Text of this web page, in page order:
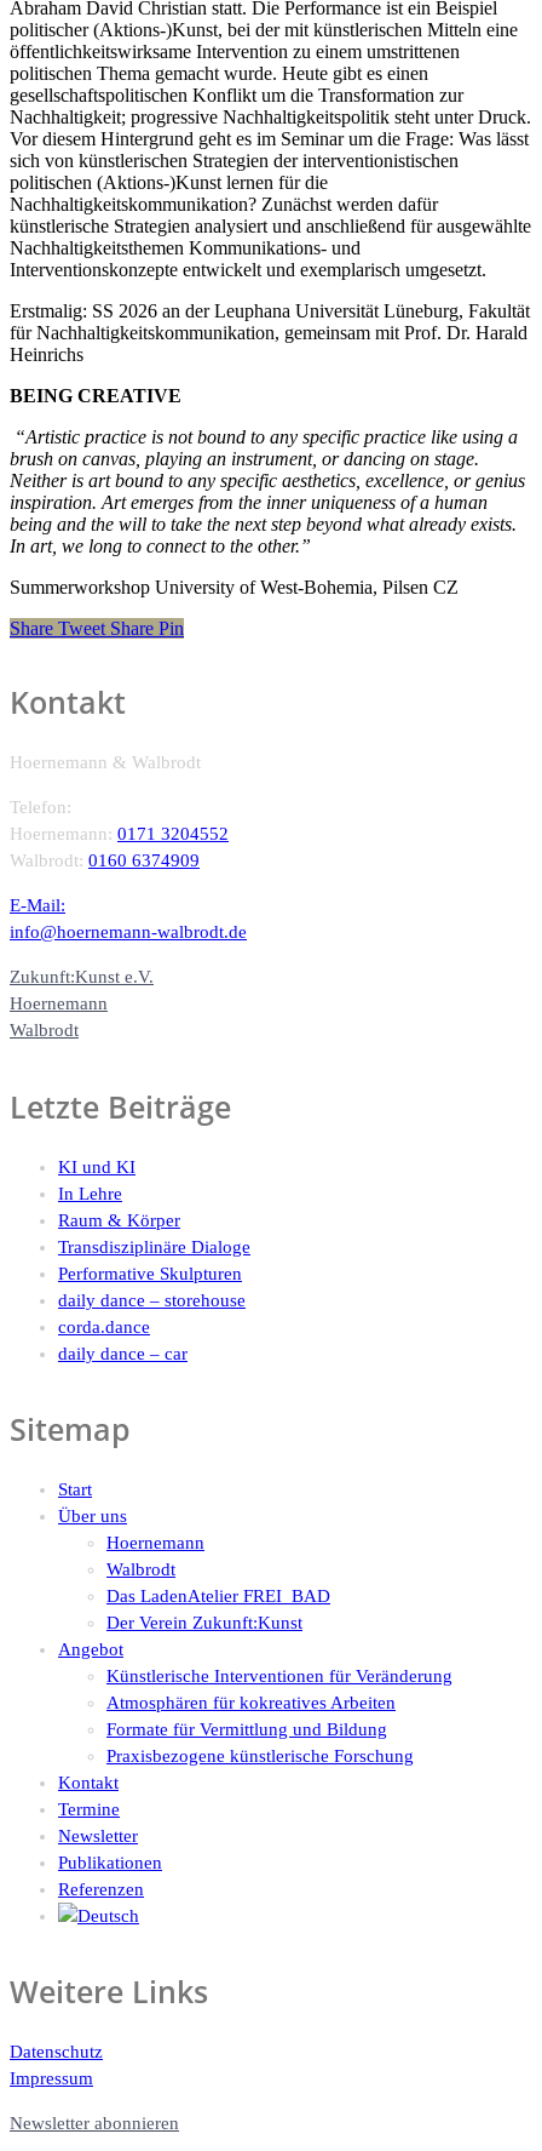
Abraham David Christian statt. Die Performance ist ein Beispiel
politischer (Aktions-)Kunst, bei der mit künstlerischen Mitteln eine
öffentlichkeitswirksame Intervention zu einem umstrittenen
politischen Thema gemacht wurde. Heute gibt es einen
gesellschaftspolitischen Konflikt um die Transformation zur
Nachhaltigkeit; progressive Nachhaltigkeitspolitik steht unter Druck.
Vor diesem Hintergrund geht es im Seminar um die Frage: Was lässt
sich von künstlerischen Strategien der interventionistischen
politischen (Aktions-)Kunst lernen für die
Nachhaltigkeitskommunikation? Zunächst werden dafür
künstlerische Strategien analysiert und anschließend für ausgewählte
Nachhaltigkeitsthemen Kommunikations- und
Interventionskonzepte entwickelt und exemplarisch umgesetzt.
Erstmalig: SS 2026 an der Leuphana Universität Lüneburg, Fakultät
für Nachhaltigkeitskommunikation, gemeinsam mit Prof. Dr. Harald
Heinrichs
BEING CREATIVE
“Artistic practice is not bound to any specific practice like using a
brush on canvas, playing an instrument, or dancing on stage.
Neither is art bound to any specific aesthetics, excellence, or genius
inspiration. Art emerges from the inner uniqueness of a human
being and the will to take the next step beyond what already exists.
In art, we long to connect to the other.”
Summerworkshop University of West-Bohemia, Pilsen CZ
Share Tweet Share Pin
Kontakt
Hoernemann & Walbrodt
Telefon:
Hoernemann: 0171 3204552
Walbrodt: 0160 6374909
E-Mail:
info@hoernemann-walbrodt.de
Zukunft:Kunst e.V.
Hoernemann
Walbrodt
Letzte Beiträge
KI und KI
In Lehre
Raum & Körper
Transdisziplinäre Dialoge
Performative Skulpturen
daily dance – storehouse
corda.dance
daily dance – car
Sitemap
Start
Über uns
Hoernemann
Walbrodt
Das LadenAtelier FREI_BAD
Der Verein Zukunft:Kunst
Angebot
Künstlerische Interventionen für Veränderung
Atmosphären für kokreatives Arbeiten
Formate für Vermittlung und Bildung
Praxisbezogene künstlerische Forschung
Kontakt
Termine
Newsletter
Publikationen
Referenzen
Weitere Links
Datenschutz
Impressum
Newsletter abonnieren